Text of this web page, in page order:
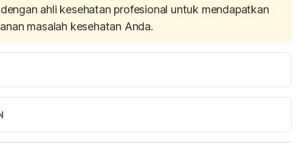
ahli kesehatan profesional untuk mendapatkan
masalah kesehatan Anda.
J. Himali, Natalie A. Grima, Alexa S. Beiser, Claudia L.
Robert J. Thomas, Daniel J. Gottlieb, Sandford H. Auerbach,
and the risk of incident dementia in the community.